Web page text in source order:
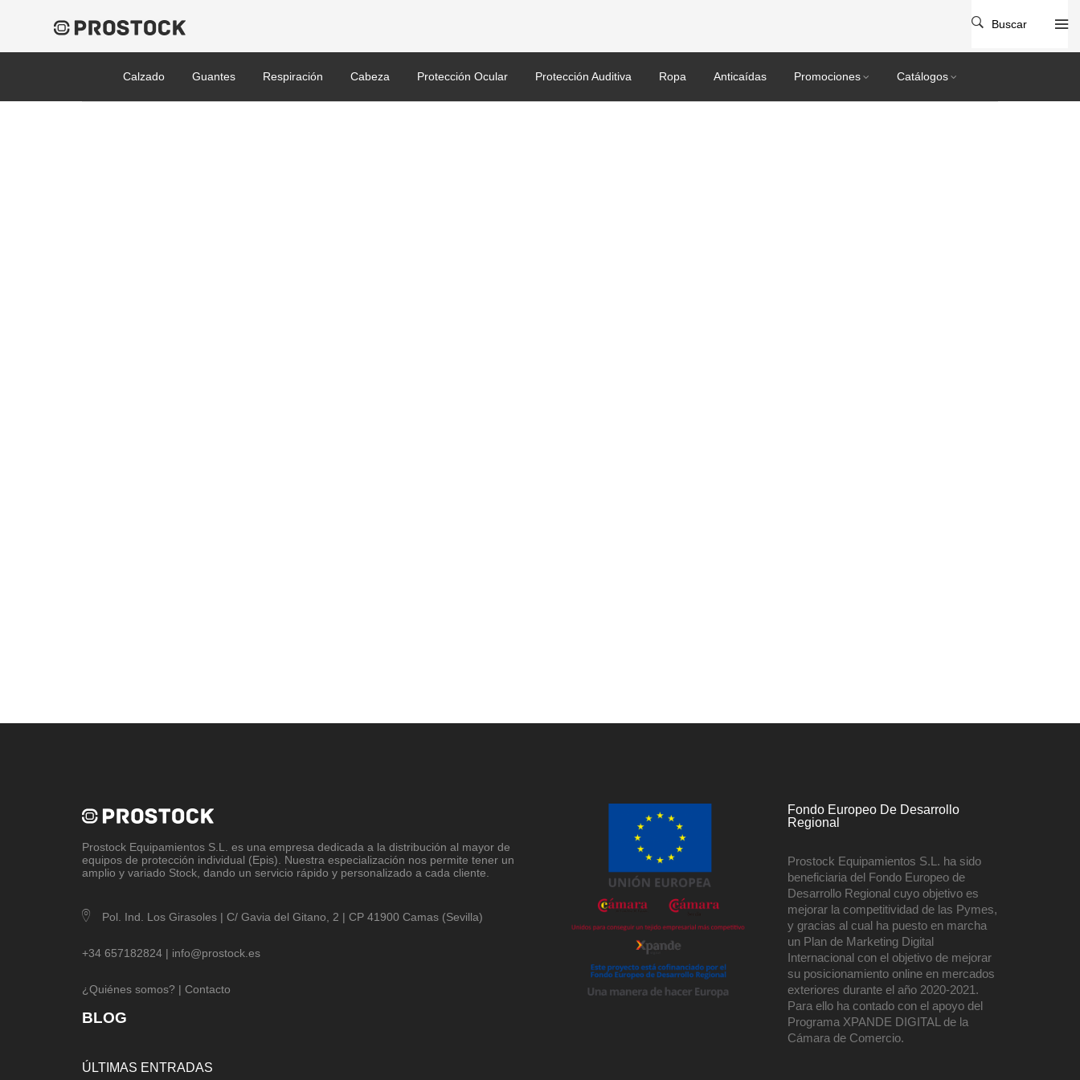
Calzado Guantes Respiración Cabeza Protección Ocular Protección Auditiva Ropa Anticaídas Promociones Catálogos
Buscar
Prostock Equipamientos S.L
. es una empresa dedicada a la distribución al mayor de
equipos de protección individual (Epis). Nuestra especialización nos permite tener un
amplio y variado Stock, dando un servicio rápido y personalizado a cada cliente.
Pol. Ind. Los Girasoles | C/ Gavia del Gitano, 2 | CP 41900 Camas (Sevilla)
+34 657182824 | info@prostock.es
¿Quiénes somos? | Contacto
BLOG
ÚLTIMAS ENTRADAS
Fondo Europeo De Desarrollo
Regional
Prostock Equipamientos S.L. ha sido
beneficiaria del Fondo Europeo de
Desarrollo Regional cuyo objetivo es
mejorar la competitividad de las Pymes,
y gracias al cual ha puesto en marcha
un Plan de Marketing Digital
Internacional con el objetivo de mejorar
su posicionamiento online en mercados
exteriores durante el año 2020-2021.
Para ello ha contado con el apoyo del
Programa XPANDE DIGITAL de la
Cámara de Comercio.